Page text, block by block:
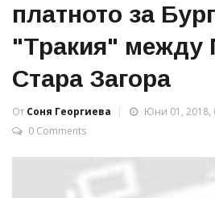
платното за
"Тракия" между
Стара Загора
От Соня Георгиева
Юни 01, 2018,
0 Comments